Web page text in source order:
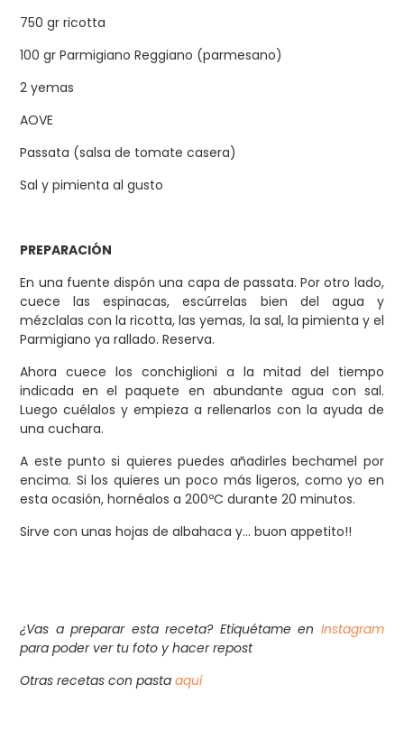
750 gr ricotta
100 gr Parmigiano Reggiano (parmesano)
2 yemas
AOVE
Passata (salsa de tomate casera)
Sal y pimienta al gusto
PREPARACIÓN
En una fuente dispón una capa de passata. Por otro lado,
cuece las espinacas, escúrrelas bien del agua y
mézclalas con la ricotta, las yemas, la sal, la pimienta y el
Parmigiano ya rallado. Reserva.
Ahora cuece los conchiglioni a la mitad del tiempo
indicada en el paquete en abundante agua con sal.
Luego cuélalos y empieza a rellenarlos con la ayuda de
una cuchara.
A este punto si quieres puedes añadirles bechamel por
encima. Si los quieres un poco más ligeros, como yo en
esta ocasión, hornéalos a 200ºC durante 20 minutos.
Sirve con unas hojas de albahaca y… buon appetito!!
¿Vas a preparar esta receta? Etiquétame en Instagram
para poder ver tu foto y hacer repost
Otras recetas con pastaaquí